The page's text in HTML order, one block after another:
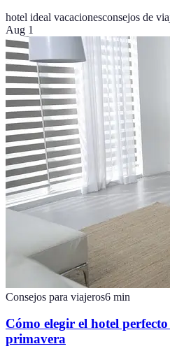
hotel ideal vacacionesconsejos de
Aug 1
Consejos para viajeros6 min
Cómo elegir el hotel
primavera